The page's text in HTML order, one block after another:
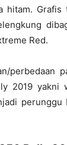
hitam. Grafis
Red.
perbedaan
2019 yakni